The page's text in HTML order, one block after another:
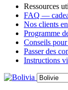
Ressources
FAQ —
Nos clients
Programme
Conseils pour
Passer des
Instructions